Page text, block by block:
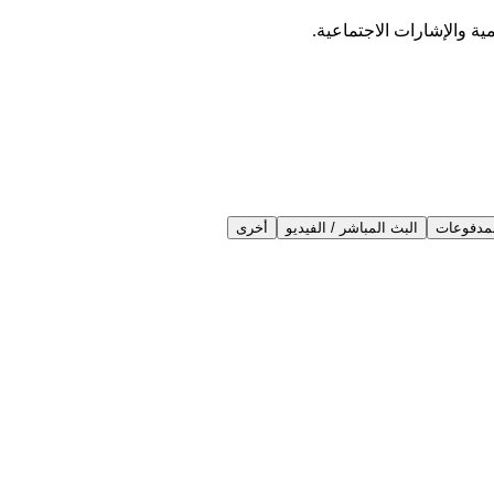
والإشارات الاجتماعية.
البث المباشر / الفيديو أخرى